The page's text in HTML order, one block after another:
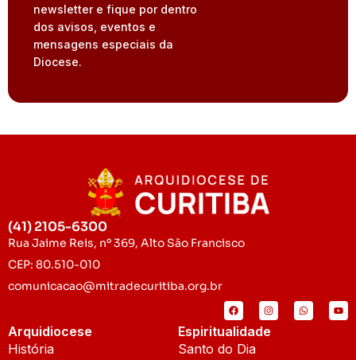
newsletter e fique por dentro
dos avisos, eventos e
mensagens especiais da
Diocese.
(41) 2105-6300
Rua Jaime Reis, nº 369, Alto São Francisco
CEP: 80.510-010
comunicacao@mitradecuritiba.org.br
Arquidiocese
História
Espiritualidade
Santo do Dia